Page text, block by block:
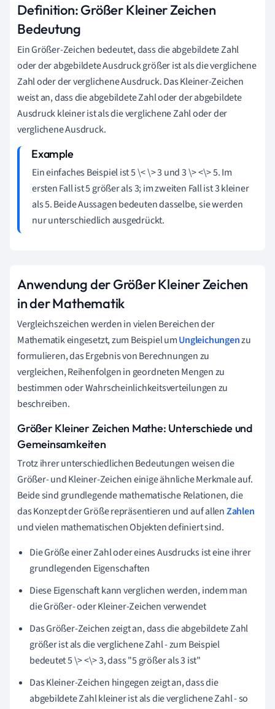
Definition: Größer Kleiner Zeichen
Bedeutung
Ein Größer-Zeichen bedeutet, dass die abgebildete Zahl
oder der abgebildete Ausdruck größer ist als die verglichene
Zahl oder der verglichene Ausdruck. Das Kleiner-Zeichen
weist an, dass die abgebildete Zahl oder der abgebildete
Ausdruck kleiner ist als die verglichene Zahl oder der
verglichene Ausdruck.
Ein einfaches Beispiel ist 5 \< \> 3 und 3 \> <\> 5. Im
ersten Fall ist 5 größer als 3; im zweiten Fall ist 3 kleiner
als 5. Beide Aussagen bedeuten dasselbe, sie werden
nur unterschiedlich ausgedrückt.
Anwendung der Größer Kleiner Zeichen
in der Mathematik
Vergleichszeichen werden in vielen Bereichen der
Mathematik eingesetzt, zum Beispiel umUngleichungenzu
formulieren, das Ergebnis von Berechnungen zu
vergleichen, Reihenfolgen in geordneten Mengen zu
bestimmen oder Wahrscheinlichkeitsverteilungen zu
beschreiben.
Größer Kleiner Zeichen Mathe: Unterschiede und
Gemeinsamkeiten
Trotz ihrer unterschiedlichen Bedeutungen weisen die
Größer- und Kleiner-Zeichen einige ähnliche Merkmale auf.
Beide sind grundlegende mathematische Relationen, die
das Konzept der Größe repräsentieren und auf allenZahlen
und vielen mathematischen Objekten definiert sind.
Die Größe einer Zahl oder eines Ausdrucks ist eine ihrer
grundlegenden Eigenschaften
Diese Eigenschaft kann verglichen werden, indem man
die Größer- oder Kleiner-Zeichen verwendet
Das Größer-Zeichen zeigt an, dass die abgebildete Zahl
größer ist als die verglichene Zahl - zum Beispiel
bedeutet 5 \> <\> 3, dass "5 größer als 3 ist"
Das Kleiner-Zeichen hingegen zeigt an, dass die
abgebildete Zahl kleiner ist als die verglichene Zahl - so